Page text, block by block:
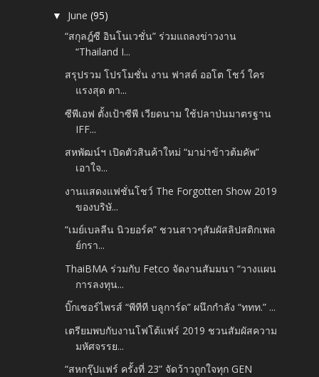
▼ June(95)
“สกุลฎ์ซี อินโนเวชั่น” ร่วมแถลงข่าวงาน
“Thailand I...
สรุปรวม โปรโมชั่น งาน ฟาสต์ ออโต โชว์ ใคร
แรงสุด ตา...
ซีพีเอฟ ตั้งเป้าซีพี เวียดนาม ใช้ปลาป่นมาตรฐาน
IFF...
สหพัฒน์ฯ เปิดตัวสินค้าใหม่ “มาม่าข้าวต้มคัพ”
เอาใจ...
งานแสดงแฟชั่นโชว์ The Forgotten Show 2019
ของบริษั...
“เมย์เบลลีน นิวยอร์ค” ชวนสาวๆสัมผัสลิปสติกเพล
ย์กรา...
ThaiBMA ร่วมกับ Fetco จัดงานสัมมนา “วางแผน
การลงทุน...
บิ๊กเซอร์ไพรส์ “พีทีที บลูการ์ด” ผนึกกำลัง “ททท.” ...
เตรียมพบกับงานโฟโต้แฟร์ 2019 ชวนสัมผัสความ
มหัศจรรย...
“สหกรุ๊ปแฟร์ ครั้งที่ 23” จัดว้าวถูกใจทุก GEN